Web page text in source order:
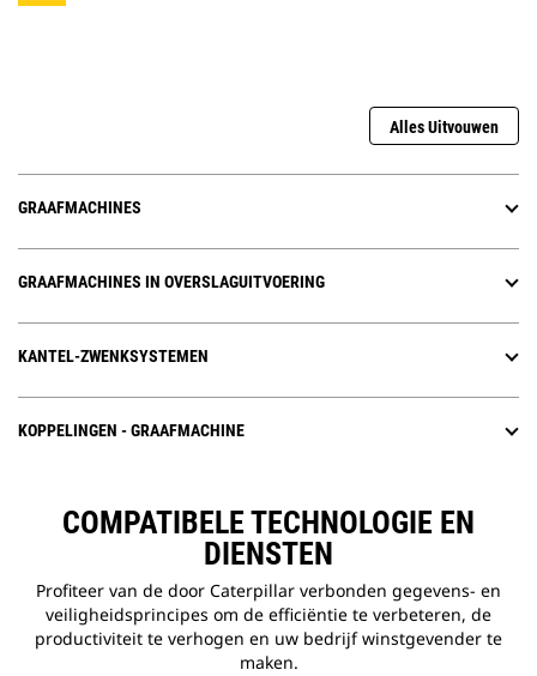
Alles Uitvouwen
GRAAFMACHINES
GRAAFMACHINES IN OVERSLAGUITVOERING
KANTEL-ZWENKSYSTEMEN
KOPPELINGEN - GRAAFMACHINE
COMPATIBELE TECHNOLOGIE EN
DIENSTEN
Profiteer van de door Caterpillar verbonden gegevens- en
veiligheidsprincipes om de efficiëntie te verbeteren, de
productiviteit te verhogen en uw bedrijf winstgevender te
maken.